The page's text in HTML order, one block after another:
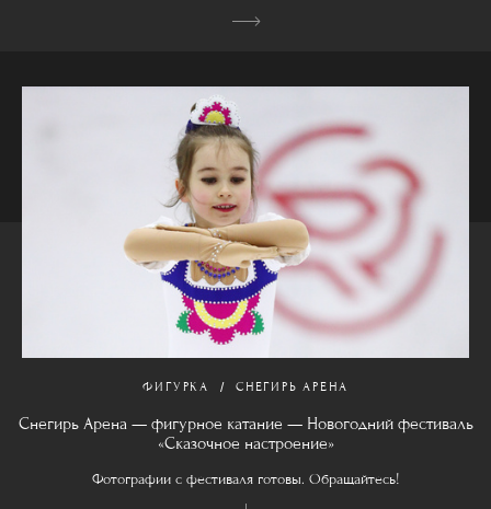
ФИГУРКА СНЕГИРЬ АРЕНА
Снегирь Арена — фигурное катание — Новогодний фестиваль
«Сказочное настроение»
Фотографии с фестиваля готовы. Обращайтесь!